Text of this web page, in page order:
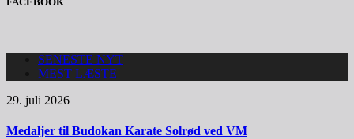
SENESTE NYT
MEST LÆSTE
29. juli 2026
Medaljer til Budokan Karate Solrød ved VM